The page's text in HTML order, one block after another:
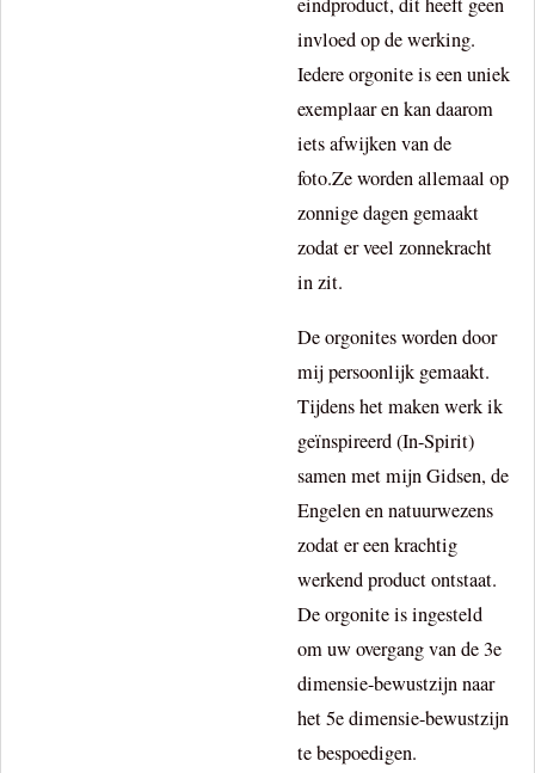
invloed op de werking.
Iedere orgonite is een uniek
exemplaar en kan daarom
iets afwijken van de
foto.Ze worden allemaal op
zonnige dagen gemaakt
zodat er veel zonnekracht
in zit.
De orgonites worden door
mij persoonlijk gemaakt.
Tijdens het maken werk ik
geïnspireerd (In-Spirit)
samen met mijn Gidsen, de
Engelen en natuurwezens
zodat er een krachtig
werkend product ontstaat.
De orgonite is ingesteld
om uw overgang van de 3e
dimensie-bewustzijn naar
het 5e dimensie-bewustzijn
te bespoedigen.